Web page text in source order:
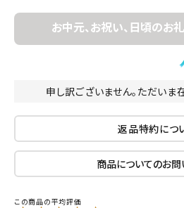
申し訳ございません。ただいま
返品特約につ
商品についてのお